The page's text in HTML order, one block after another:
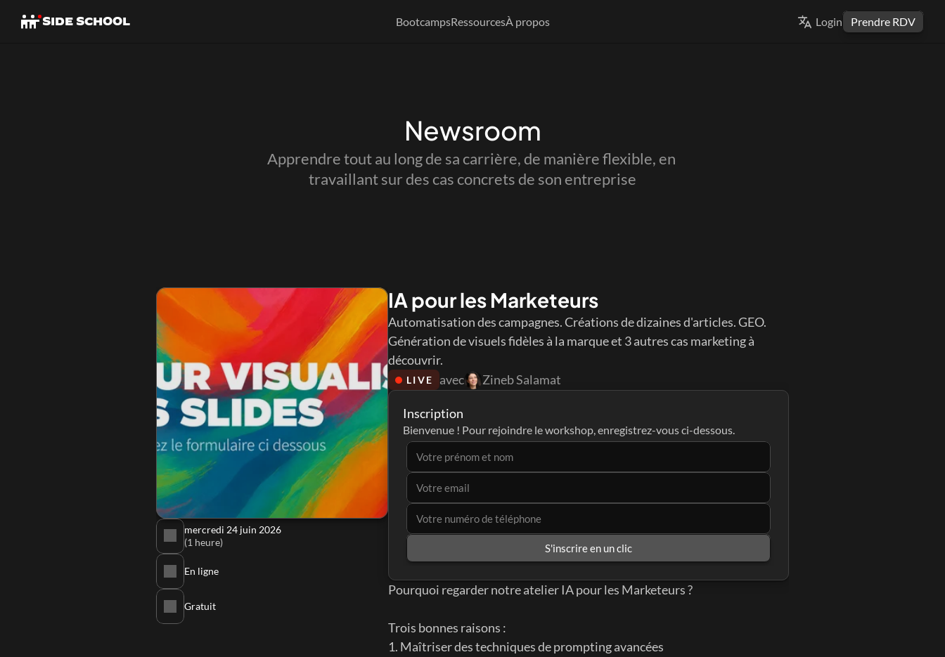
Newsroom
Apprendre tout au long de sa carrière, de manière flexible, en
travaillant sur des cas concrets de son entreprise
mercredi 24 juin 2026
(1 heure)
En ligne
Gratuit
IA pour les Marketeurs
Automatisation des campagnes. Créations de dizaines d'articles. GEO.
Génération de visuels fidèles à la marque et 3 autres cas marketing à
découvrir.
LIVE avec Zineb Salamat
Inscription
Bienvenue ! Pour rejoindre le workshop, enregistrez-vous ci-dessous.
S'inscrire en un clic
Pourquoi regarder notre atelier IA pour les Marketeurs ?
Trois bonnes raisons :
1. Maîtriser des techniques de prompting avancées
SIDE SCHOOL BootcampsRessourcesÀ propos
Select Language
FRENCH
Login Prendre RDV
SIDE SCHOOL BootcampsRessourcesÀ propos
Select Language
FRENCH
Login Prendre RDV